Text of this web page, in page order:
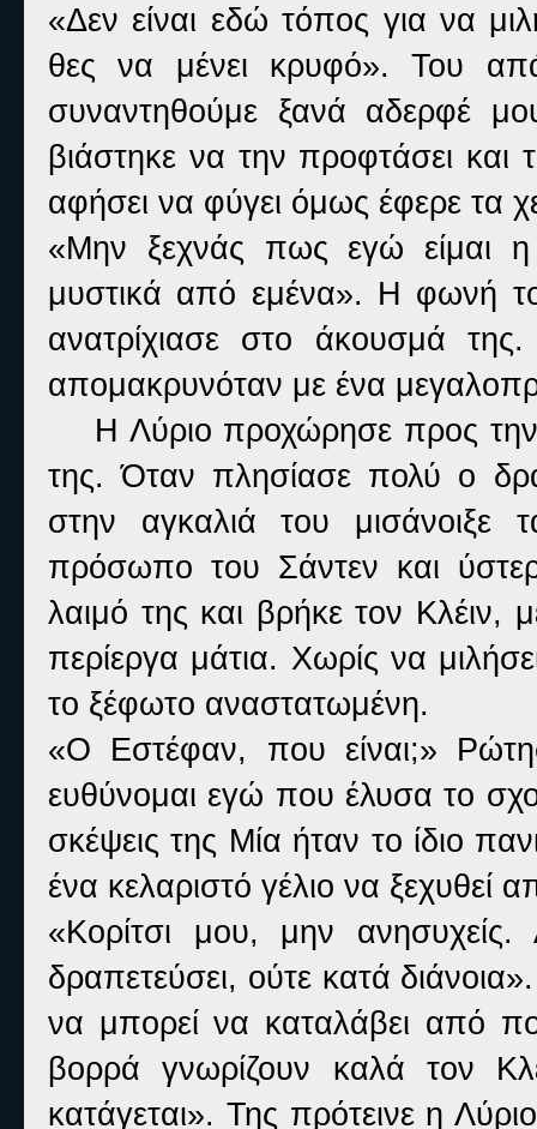
«Δεν είναι εδώ τόπος για να
θες να μένει κρυφό». Του
συναντηθούμε ξανά αδερφέ
βιάστηκε να την προφτάσει και
αφήσει να φύγει όμως έφερε τα
«Μην ξεχνάς πως εγώ είμαι η
μυστικά από εμένα». Η φωνή
ανατρίχιασε στο άκουσμά
απομακρυνόταν με ένα
Η Λύριο προχώρησε προς την
της. Όταν πλησίασε πολύ ο
στην αγκαλιά του μισάνοιξε
πρόσωπο του Σάντεν και
λαιμό της και βρήκε τον
περίεργα μάτια. Χωρίς να
το ξέφωτο αναστατωμένη.
«Ο Εστέφαν, που είναι;»
ευθύνομαι εγώ που έλυσα το
σκέψεις της Μία ήταν το ίδιο
ένα κελαριστό γέλιο να ξεχυθεί
«Κορίτσι μου, μην
δραπετεύσει, ούτε κατά
να μπορεί να καταλάβει από
βορρά γνωρίζουν καλά τον
κατάγεται». Της πρότεινε η